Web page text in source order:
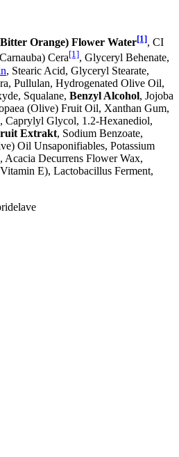
Orange) Flower Water[1], CI
Cera[1], Glyceryl Behenate,
, Stearic Acid, Glyceryl Stearate,
Pullulan, Hydrogenated Olive Oil,
Squalane, Benzyl Alcohol, Jojoba
(Olive) Fruit Oil, Xanthan Gum,
Caprylyl Glycol, 1.2-Hexanediol,
Extrakt, Sodium Benzoate,
Oil Unsaponifiables, Potassium
Acacia Decurrens Flower Wax,
E), Lactobacillus Ferment,